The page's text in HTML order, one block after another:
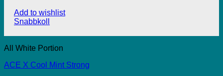
Add to wishlist
Snabbkoll
All White Portion
ACE X Cool Mint Strong